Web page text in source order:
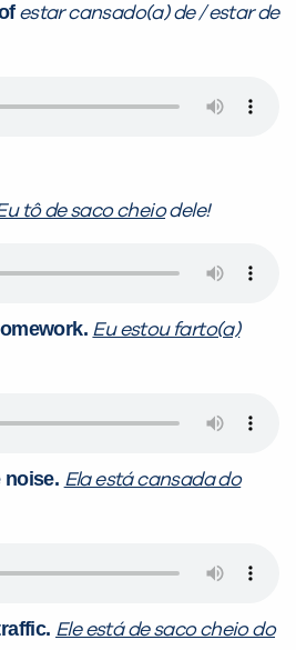
estar cansado(a) de / estar de
tô de saco cheiodele!
Eu estou farto(a)
noise. Ela está cansada do
Ele está de saco cheio do